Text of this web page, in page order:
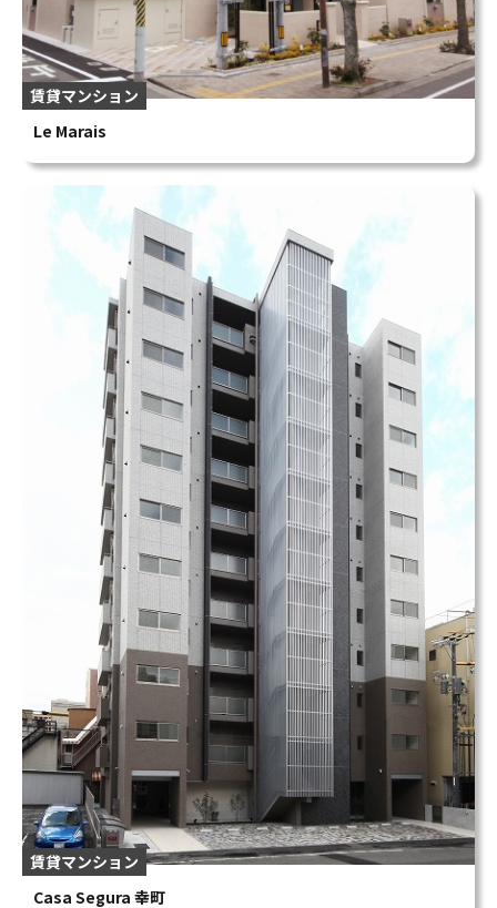
賃貸マンション
Le Marais
賃貸マンション
Casa Segura 幸町